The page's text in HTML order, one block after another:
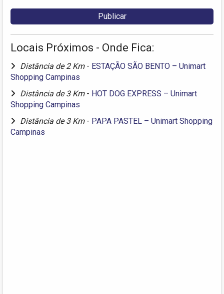
Locais Próximos - Onde Fica:
Distância de 2 Km - ESTAÇÃO SÃO BENTO – Unimart
Shopping Campinas
Distância de 3 Km - HOT DOG EXPRESS – Unimart
Shopping Campinas
Distância de 3 Km - PAPA PASTEL – Unimart Shopping
Campinas